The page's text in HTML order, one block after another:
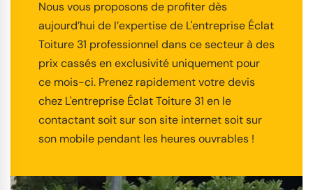
Nous vous proposons de profiter dès
aujourd’hui de l’expertise de L'entreprise Éclat
Toiture 31 professionnel dans ce secteur à des
prix cassés en exclusivité uniquement pour
ce mois-ci. Prenez rapidement votre devis
chez L'entreprise Éclat Toiture 31 en le
contactant soit sur son site internet soit sur
son mobile pendant les heures ouvrables !